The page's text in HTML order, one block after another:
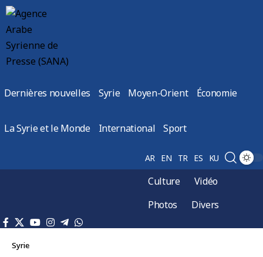
Dernières nouvelles Syrie Moyen-Orient Économie
La Syrie et le Monde International Sport
AR EN TR ES KU
Culture
Vidéo
Photos
Divers
Syrie